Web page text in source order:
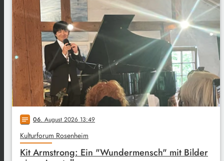
notes 06. August 2026 13:49
Kulturforum Rosenheim
Kit Armstrong: Ein "Wundermensch" mit Bilder